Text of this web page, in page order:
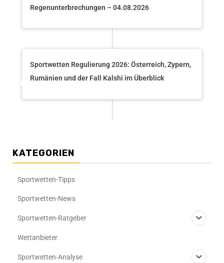
Regenunterbrechungen – 04.08.2026
Sportwetten Regulierung 2026: Österreich, Zypern,
Rumänien und der Fall Kalshi im Überblick
KATEGORIEN
Sportwetten-Tipps
Sportwetten-News
Sportwetten-Ratgeber
Wettanbieter
Sportwetten-Analyse